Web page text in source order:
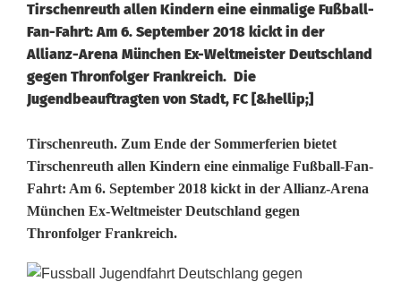
Tirschenreuth allen Kindern eine einmalige Fußball-
Fan-Fahrt: Am 6. September 2018 kickt in der
Allianz-Arena München Ex-Weltmeister Deutschland
gegen Thronfolger Frankreich. Die
Jugendbeauftragten von Stadt, FC [&hellip;]
K
i
n
Tirschenreuth. Zum Ende der Sommerferien bietet
Tirschenreuth allen Kindern eine einmalige Fußball-Fan-
Fahrt: Am 6. September 2018 kickt in der Allianz-Arena
München Ex-Weltmeister Deutschland gegen
Thronfolger Frankreich.